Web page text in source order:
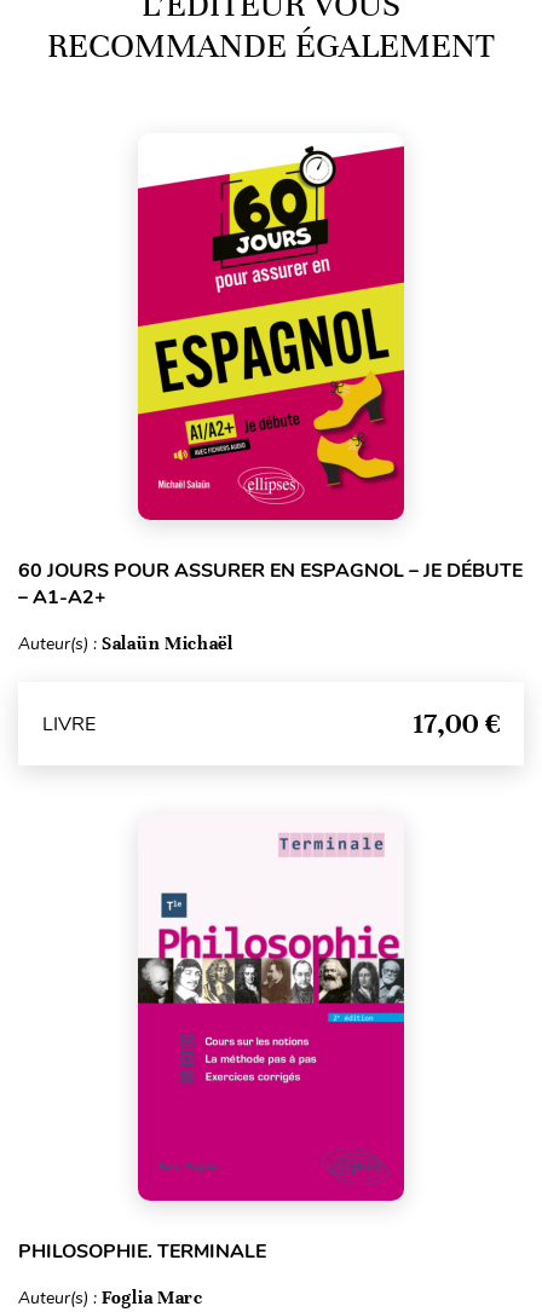
RECOMMANDE ÉGALEMENT
60 JOURS POUR ASSURER EN ESPAGNOL – JE DÉBUTE
– A1-A2+
Auteur(s) : Salaün Michaël
LIVRE 17,00 €
PHILOSOPHIE. TERMINALE
Auteur(s) : Foglia Marc